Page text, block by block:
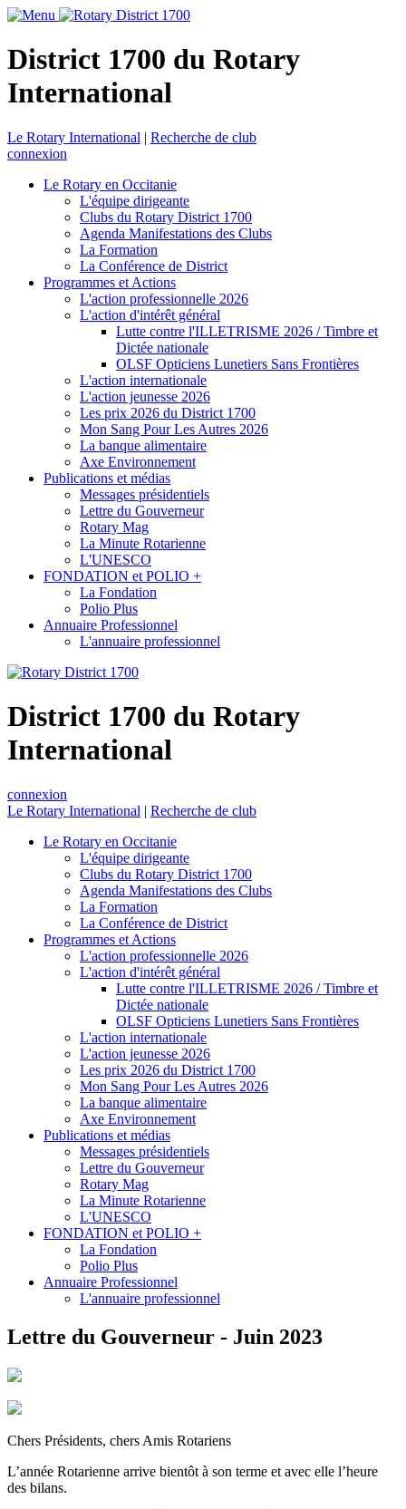
District 1700 du Rotary
International
Le Rotary International | Recherche de club
connexion
Le Rotary en Occitanie
L'équipe dirigeante
Clubs du Rotary District 1700
Agenda Manifestations des Clubs
La Formation
La Conférence de District
Programmes et Actions
L'action professionnelle 2026
L'action d'intérêt général
Lutte contre l'ILLETRISME 2026 / Timbre et
Dictée nationale
OLSF Opticiens Lunetiers Sans Frontières
L'action internationale
L'action jeunesse 2026
Les prix 2026 du District 1700
Mon Sang Pour Les Autres 2026
La banque alimentaire
Axe Environnement
Publications et médias
Messages présidentiels
Lettre du Gouverneur
Rotary Mag
La Minute Rotarienne
L'UNESCO
FONDATION et POLIO +
La Fondation
Polio Plus
Annuaire Professionnel
L'annuaire professionnel
District 1700 du Rotary
International
connexion
Le Rotary International | Recherche de club
Le Rotary en Occitanie
L'équipe dirigeante
Clubs du Rotary District 1700
Agenda Manifestations des Clubs
La Formation
La Conférence de District
Programmes et Actions
L'action professionnelle 2026
L'action d'intérêt général
Lutte contre l'ILLETRISME 2026 / Timbre et
Dictée nationale
OLSF Opticiens Lunetiers Sans Frontières
L'action internationale
L'action jeunesse 2026
Les prix 2026 du District 1700
Mon Sang Pour Les Autres 2026
La banque alimentaire
Axe Environnement
Publications et médias
Messages présidentiels
Lettre du Gouverneur
Rotary Mag
La Minute Rotarienne
L'UNESCO
FONDATION et POLIO +
La Fondation
Polio Plus
Annuaire Professionnel
L'annuaire professionnel
Lettre du Gouverneur - Juin 2023
Chers Présidents, chers Amis Rotariens
L’année Rotarienne arrive bientôt à son terme et avec elle l’heure
des bilans.